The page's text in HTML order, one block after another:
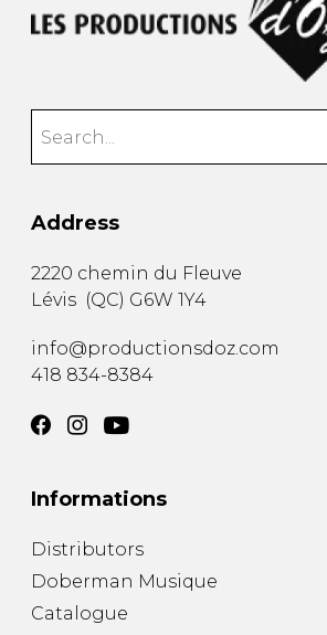
Address
2220 chemin du Fleuve
Lévis (QC) G6W 1Y4
info@productionsdoz.com
418 834-8384
Informations
Distributors
Doberman Musique
Catalogue